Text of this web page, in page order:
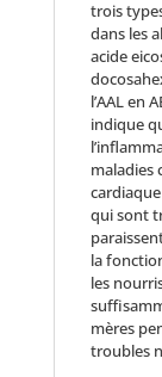
trois
dans les
acide
l’AAL en
indique
maladies
qui sont
la
les
mères
troubles